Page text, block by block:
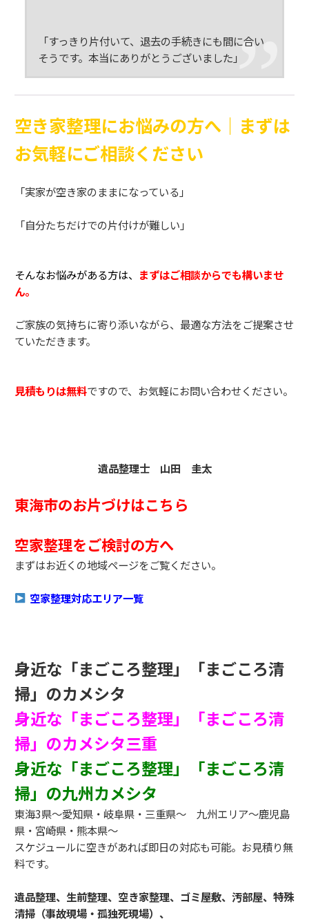
「すっきり片付いて、退去の手続きにも間に合い
そうです。本当にありがとうございました」
空き家整理にお悩みの方へ｜まずは
お気軽にご相談ください
「実家が空き家のままになっている」
「自分たちだけでの片付けが難しい」
そんなお悩みがある方は、 まずはご相談からでも構いませ
ん。
ご家族の気持ちに寄り添いながら、最適な方法をご提案させ
ていただきます。
見積もりは無料ですので、お気軽にお問い合わせください。
遺品整理士 山田 圭太
東海市のお片づけはこちら
空家整理をご検討の方へ
まずはお近くの地域ページをご覧ください。
空家整理対応エリア一覧
身近な「まごころ整理」「まごころ清
掃」のカメシタ
身近な「まごころ整理」「まごころ清
掃」のカメシタ三重
身近な「まごころ整理」「まごころ清
掃」の九州カメシタ
東海3県～愛知県・岐阜県・三重県～ 九州エリア～鹿児島
県・宮崎県・熊本県～
スケジュールに空きがあれば即日の対応も可能。お見積り無
料です。
遺品整理、生前整理、空き家整理、ゴミ屋敷、汚部屋、特殊
清掃（事故現場・孤独死現場）、